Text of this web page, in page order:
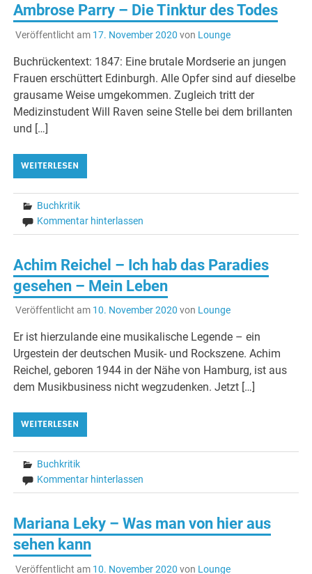
Ambrose Parry – Die Tinktur des Todes
Veröffentlicht am 17. November 2020 von Lounge
Buchrückentext: 1847: Eine brutale Mordserie an jungen
Frauen erschüttert Edinburgh. Alle Opfer sind auf dieselbe
grausame Weise umgekommen. Zugleich tritt der
Medizinstudent Will Raven seine Stelle bei dem brillanten
und […]
WEITERLESEN
Buchkritik
Kommentar hinterlassen
Achim Reichel – Ich hab das Paradies
gesehen – Mein Leben
Veröffentlicht am 10. November 2020 von Lounge
Er ist hierzulande eine musikalische Legende – ein
Urgestein der deutschen Musik- und Rockszene. Achim
Reichel, geboren 1944 in der Nähe von Hamburg, ist aus
dem Musikbusiness nicht wegzudenken. Jetzt […]
WEITERLESEN
Buchkritik
Kommentar hinterlassen
Mariana Leky – Was man von hier aus
sehen kann
Veröffentlicht am 10. November 2020 von Lounge